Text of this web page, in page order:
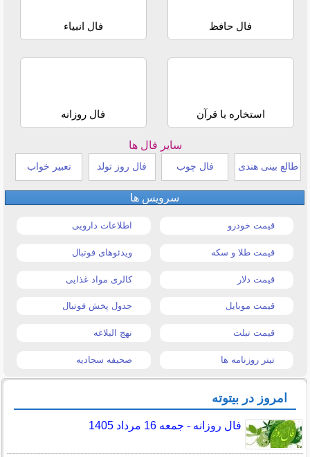
فال حافظ فال انبیاء
استخاره با قرآن فال روزانه
سایر فال ها
طالع بینی هندی فال چوب فال روز تولد تعبیر خواب
سرویس ها
قیمت خودرو اطلاعات دارویی
قیمت طلا و سکه ویدئوهای فوتبال
قیمت دلار کالری مواد غذایی
قیمت موبایل جدول پخش فوتبال
قیمت تبلت نهج البلاغه
تیتر روزنامه ها صحیفه سجادیه
امروز در بیتوته
فال روزانه - جمعه 16 مرداد 1405